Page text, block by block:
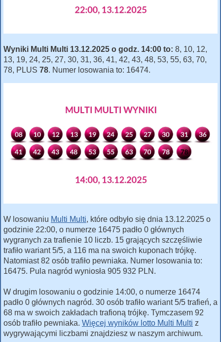
Wyniki Multi Multi 13.12.2025 o godz. 14:00 to: 8, 10, 12,
13, 19, 24, 25, 27, 30, 31, 36, 41, 42, 43, 48, 53, 55, 63, 70,
78, PLUS 78. Numer losowania to: 16474.
W losowaniu Multi Multi, które odbyło się dnia 13.12.2025 o
godzinie 22:00, o numerze 16475 padło 0 głównych
wygranych za trafienie 10 liczb. 15 grających szczęśliwie
trafiło wariant 5/5, a 116 ma na swoich kuponach trójkę.
Natomiast 82 osób trafiło pewniaka. Numer losowania to:
16475. Pula nagród wyniosła 905 932 PLN.
W drugim losowaniu o godzinie 14:00, o numerze 16474
padło 0 głównych nagród. 30 osób trafiło wariant 5/5 trafień, a
68 ma w swoich zakładach trafioną trójkę. Tymczasem 92
osób trafiło pewniaka. Więcej wyników lotto Multi Multi z
wygrywającymi liczbami znajdziesz w naszym archiwum.